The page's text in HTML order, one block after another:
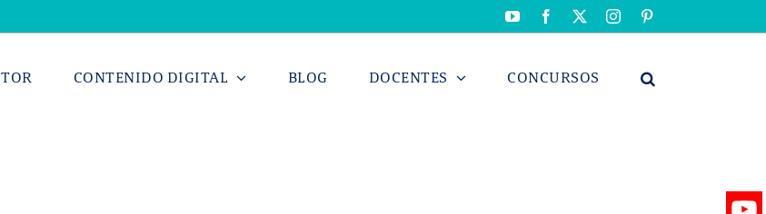
YouTubeFacebook Instagram
CONTENIDO DIGITAL BLOG DOCENTES CONCURSOS